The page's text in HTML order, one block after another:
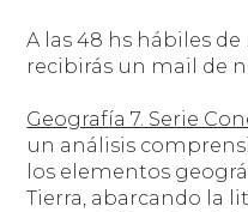
A las 48 hs hábiles
recibirás un mail de
Geografía 7. Serie
un análisis
los elementos
Tierra, abarcando la